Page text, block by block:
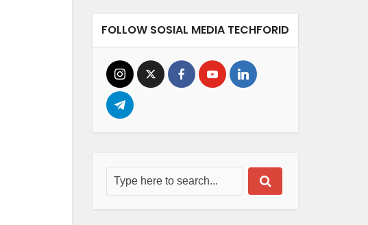
FOLLOW SOSIAL MEDIA TECHFORID